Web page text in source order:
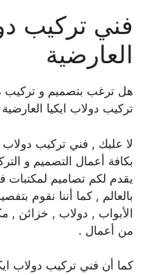
فني تركيب
العارضية
هل ترغب بتصميم و تركيب
تركيب دولاب ايكيا
لا عليك , فني تركيب دولاب
بكافة أعمال التصميم و
يقدم لكم تصاميم لمكتبات
بالعالم , كما أننا نقوم
الأبواب , دولاب , خزائن ,
من أعمال .
كما أن فني تركيب دولاب